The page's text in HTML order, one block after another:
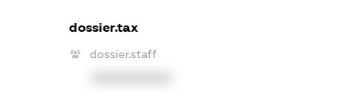
dossier.tax
dossier.staff